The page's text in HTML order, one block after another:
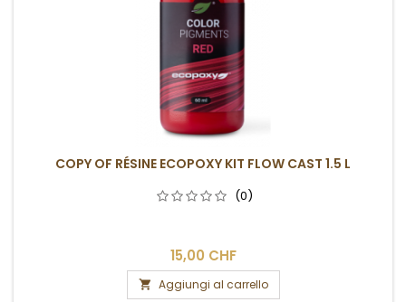
COPY OF RÉSINE ECOPOXY KIT FLOW CAST 1.5 L
(0)
15,00 CHF
 Aggiungi al carrello